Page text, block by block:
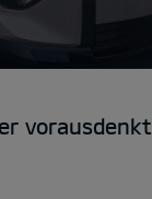
vorausdenkt.